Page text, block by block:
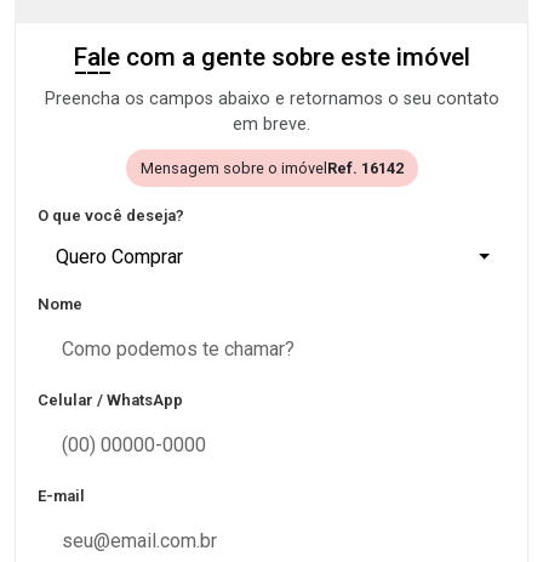
Fale com a gente sobre este imóvel
Preencha os campos abaixo e retornamos o seu contato
em breve.
Mensagem sobre o imóvel Ref. 16142
O que você deseja?
Quero Comprar
Nome
Celular / WhatsApp
E-mail